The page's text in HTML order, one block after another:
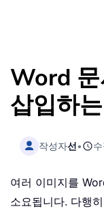
Word
삽입하
작성자선•
여러 이미지를
소요됩니다. 다행